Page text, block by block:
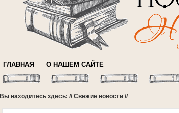
ГЛАВНАЯ О НАШЕМ САЙТЕ
Вы находитесь здесь: //Свежие новости //